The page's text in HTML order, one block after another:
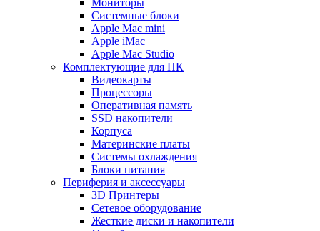
Мониторы
Системные блоки
Apple Mac mini
Apple iMac
Apple Mac Studio
Комплектующие для ПК
Видеокарты
Процессоры
Оперативная память
SSD накопители
Корпуса
Материнские платы
Системы охлаждения
Блоки питания
Периферия и аксессуары
3D Принтеры
Сетевое оборудование
Жесткие диски и накопители